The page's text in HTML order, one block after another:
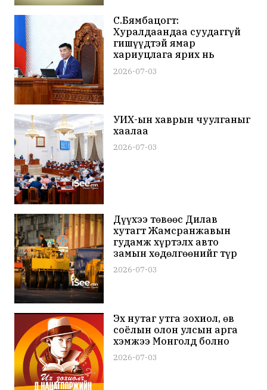
С.Бямбацогт:
Хуралдаандаа суудаггүй
гишүүдтэй ямар
хариуцлага ярих нь
иргэдийн мэдэлд очлоо
2026-07-03
УИХ-ын хаврын чуулганыг
хаалаа
2026-07-03
Дүүхээ төвөөс Дилав
хутагт Жамсранжавын
гудамж хүртэлх авто
замын хөдөлгөөнийг түр
хаана
2026-07-03
Эх нутаг утга зохиол, өв
соёлын олон улсын арга
хэмжээ Монголд болно
2026-07-03